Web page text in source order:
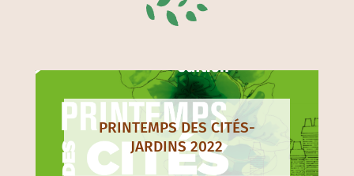
PRINTEMPS DES CITÉS-
JARDINS 2022